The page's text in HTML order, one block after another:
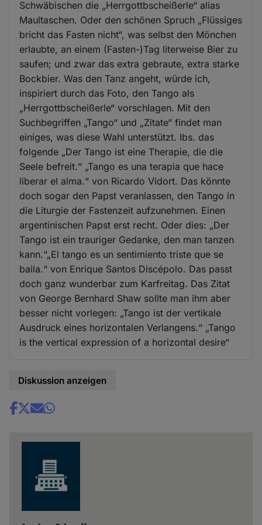
Schwäbischen die „Herrgottbscheißerle“ alias
Maultaschen. Oder den schönen Spruch „Flüssiges
bricht das Fasten nicht“, was selbst den Mönchen
erlaubte, an einem (Fasten-)Tag literweise Bier zu
saufen; und zwar das extra gebraute, extra starke
Bockbier. Was den Tanz angeht, würde ich,
inspiriert durch das Foto, den Tango als
„Herrgottbscheißerle“ vorschlagen. Mit den
Suchbegriffen „Tango“ und „Zitate“ findet man
einiges, was diese Wahl unterstützt. Ibs. das
folgende „Der Tango ist eine Therapie, die die
Seele befreit.“ „Tango es una terapia que hace
liberar el alma.“ von Ricardo Vidort. Das könnte
doch sogar den Papst veranlassen, den Tango in
die Liturgie der Fastenzeit aufzunehmen. Einen
argentinischen Papst erst recht. Oder dies: „Der
Tango ist ein trauriger Gedanke, den man tanzen
kann.“„El tango es un sentimiento triste que se
baila.“ von Enrique Santos Discépolo. Das passt
doch ganz wunderbar zum Karfreitag. Das Zitat
von George Bernhard Shaw sollte man ihm aber
besser nicht vorlegen: „Tango ist der vertikale
Ausdruck eines horizontalen Verlangens.“ „Tango
is the vertical expression of a horizontal desire“
Diskussion anzeigen
Share